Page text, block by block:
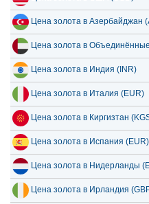
Цена золота в Азербайджан
Цена золота в
Цена золота в Индия (INR)
Цена золота в Италия (EUR)
Цена золота в Киргизтан
Цена золота в Испания (EUR)
Цена золота в Нидерланды
Цена золота в Ирландия